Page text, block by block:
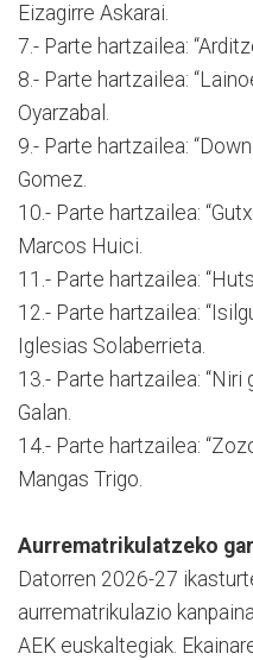
Eizagirre Askarai.
7.- Parte hartzailea:
8.- Parte hartzailea:
Oyarzabal.
9.- Parte hartzailea:
Gomez.
10.- Parte hartzailea:
Marcos Huici.
11.- Parte hartzailea:
12.- Parte hartzailea:
Iglesias Solaberrieta.
13.- Parte hartzailea: “Niri
Galan.
14.- Parte hartzailea:
Mangas Trigo.
Aurrematrikulatzeko
Datorren 2026-27
aurrematrikulazio
AEK euskaltegiak.